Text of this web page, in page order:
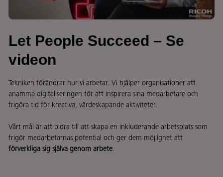
Let People Succeed – Se
videon
Tekniken förändrar hur vi arbetar. Vi hjälper organisationer att
anamma digitaliseringen för att inspirera sina medarbetare och
frigöra tid för kreativa, värdeskapande aktiviteter.
Vårt mål är att bidra till att skapa en inkluderande arbetsplats som
frigör medarbetarnas potential och ger dem möjlighet att
förverkliga sig själva genom arbete.